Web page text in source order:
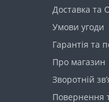
Доставка та
Умови угоди
Гарантія та
Про магазин
Зворотній
Повернення